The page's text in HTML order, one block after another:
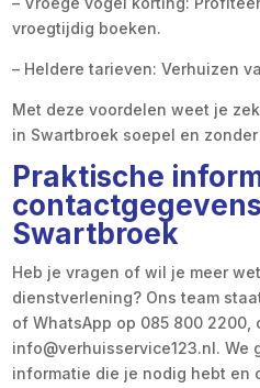
vroegtijdig boeken.
– Heldere tarieven: Verhuizen
Met deze voordelen weet je
in Swartbroek soepel en
Praktische
Swartbroek
Heb je vragen of wil je meer
dienstverlening? Ons team
of WhatsApp op 085 800 2200,
info@verhuisservice123.nl. We
informatie die je nodig hebt en